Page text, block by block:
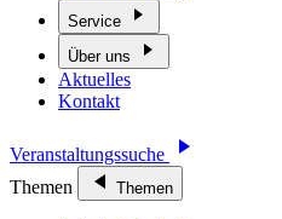
Service
Über uns
Aktuelles
Kontakt
Veranstaltungssuche
Themen
Themen